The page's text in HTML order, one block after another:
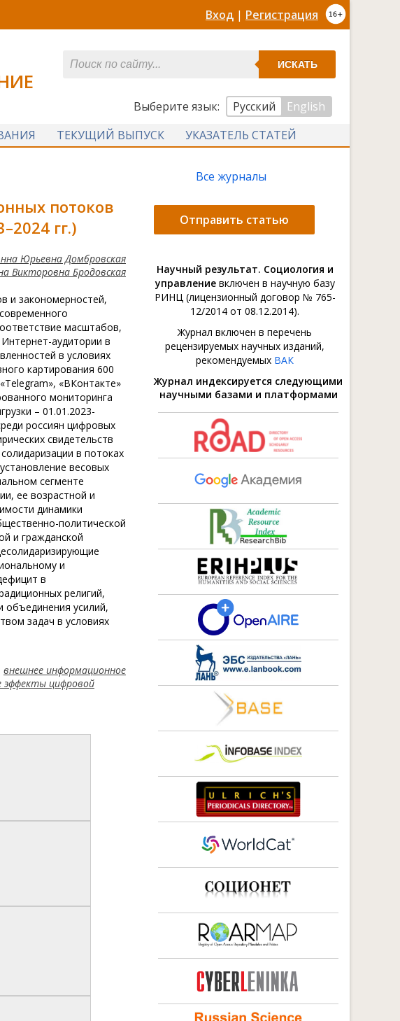
Вход | Регистрация
ИСКАТЬ
Выберите язык: Русский
English
ТЕКУЩИЙ ВЫПУСК УКАЗАТЕЛЬ СТАТЕЙ
потоков
гг.)
Юрьевна Домбровская
Викторовна Бродовская
и закономерностей,
масштабов,
аудитории в
в условиях
картирования 600
«ВКонтакте»
мониторинга
– 01.01.2023-
россиян цифровых
свидетельств
в потоках
весовых
сегменте
ее возрастной и
динамики
политической
и гражданской
и
в
религий,
объединения усилий,
задач в условиях
внешнее информационное
эффекты цифровой
Все журналы
Отправить статью
Научный результат. Социология и
управлениевключен в научную базу
РИНЦ (лицензионный договор № 765-
12/2014 от 08.12.2014).
Журнал включен в перечень
рецензируемых научных изданий,
рекомендуемых ВАК
Журнал индексируется следующими
научными базами и платформами